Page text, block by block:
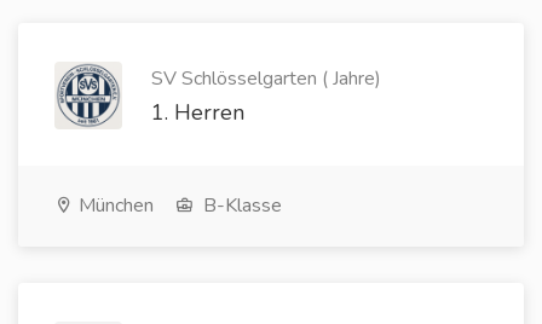
SV Schlösselgarten ( Jahre)
1. Herren
München B-Klasse